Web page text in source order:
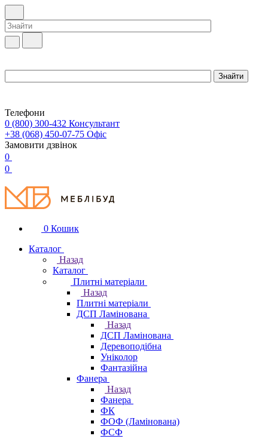
Телефони
0 (800) 300-432 Консультант
+38 (068) 450-07-75 Офіс
Замовити дзвінок
0
0
0 Кошик
Каталог
Назад
Каталог
Плитні матеріали
Назад
Плитні матеріали
ДСП Ламінована
Назад
ДСП Ламінована
Деревоподібна
Уніколор
Фантазійна
Фанера
Назад
Фанера
ФК
ФОФ (Ламінована)
ФСФ